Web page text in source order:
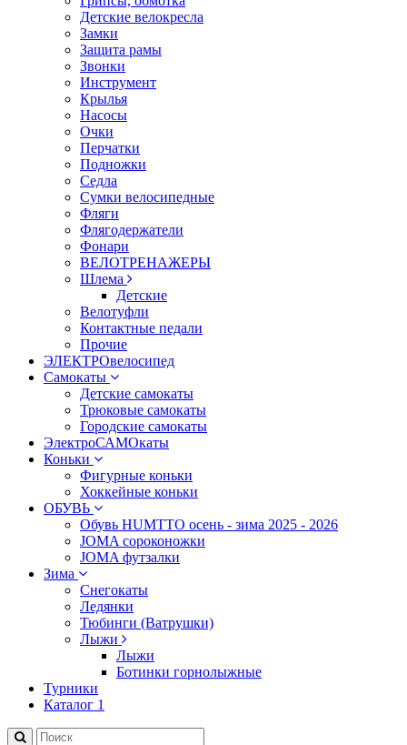
Детские велокресла
Замки
Защита рамы
Звонки
Инструмент
Крылья
Насосы
Очки
Перчатки
Подножки
Седла
Сумки велосипедные
Фляги
Флягодержатели
Фонари
ВЕЛОТРЕНАЖЕРЫ
Шлема
Детские
Велотуфли
Контактные педали
Прочие
ЭЛЕКТРОвелосипед
Самокаты
Детские самокаты
Трюковые самокаты
Городские самокаты
ЭлектроСАМОкаты
Коньки
Фигурные коньки
Хоккейные коньки
ОБУВЬ
Обувь HUMTTO осень - зима 2025 - 2026
JOMA сороконожки
JOMA футзалки
Зима
Снегокаты
Ледянки
Тюбинги (Ватрушки)
Лыжи
Лыжи
Ботинки горнолыжные
Турники
Каталог 1